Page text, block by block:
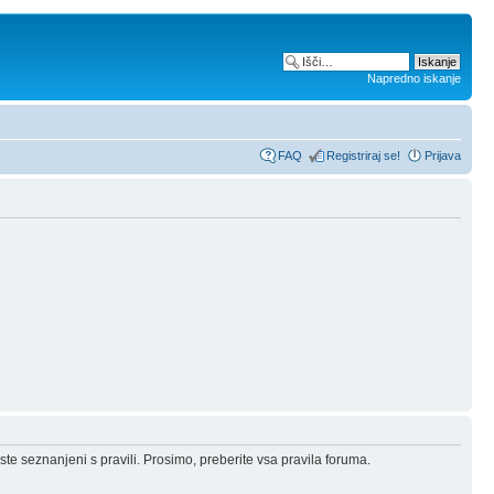
Napredno iskanje
FAQ Registriraj se! Prijava
seznanjeni s pravili. Prosimo, preberite vsa pravila foruma.